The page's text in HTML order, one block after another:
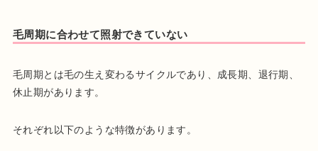
毛周期に合わせて照射できていない
毛周期とは毛の生え変わるサイクルであり、成長期、退行期、
休止期があります。
それぞれ以下のような特徴があります。